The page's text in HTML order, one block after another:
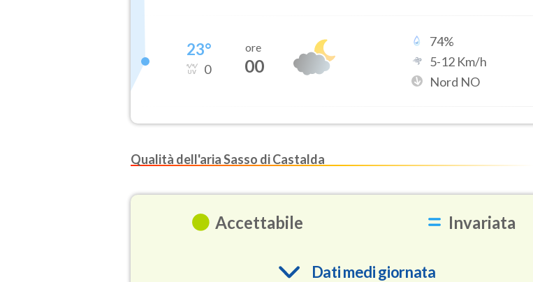
23°
0
ore
00
74%
5-12 Km/h
Nord NO
Qualità dell'aria Sasso di Castalda
Accettabile Invariata
Dati medi giornata